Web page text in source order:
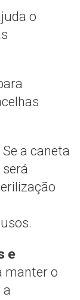
o
Se a caneta
e
manter o
a